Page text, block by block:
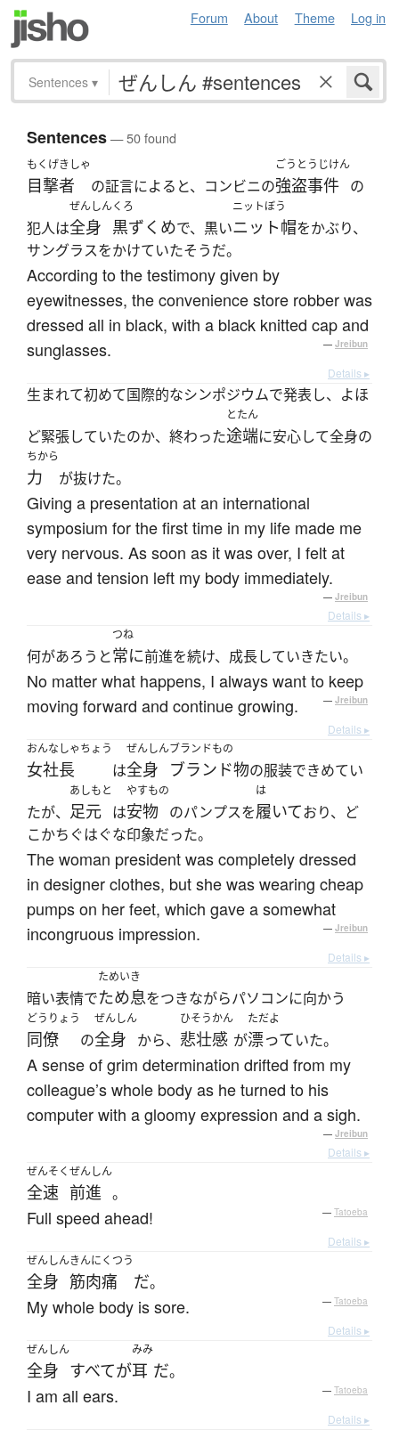
Forum About Theme Log in
Sentences ▾
Sentences— 50 found
もくげきしゃ
目撃者 の証言によると、コンビニの
ごうとうじけん
強盗事件 の
犯人は
ぜんしん
全身
くろ
黒ずくめで、黒い
ニットぼう
ニット帽をかぶり、
サングラスをかけていたそうだ。
According to the testimony given by
eyewitnesses, the convenience store robber was
dressed all in black, with a black knitted cap and
sunglasses.
— Jreibun
Details ▸
生まれて初めて国際的なシンポジウムで発表し、よほ
ど緊張していたのか、終わった
とたん
途端に安心して全身の
ちから
力 が抜けた。
Giving a presentation at an international
symposium for the first time in my life made me
very nervous. As soon as it was over, I felt at
ease and tension left my body immediately.
— Jreibun
Details ▸
何があろうと
つね
常に前進を続け、成長していきたい。
No matter what happens, I always want to keep
moving forward and continue growing.
— Jreibun
Details ▸
おんなしゃちょう
女社長 は
ぜんしん
全身
ブランドもの
ブランド物の服装できめてい
たが、
あしもと
足元 は
やすもの
安物 のパンプスを
は
履いており、ど
こかちぐはぐな印象だった。
The woman president was completely dressed
in designer clothes, but she was wearing cheap
pumps on her feet, which gave a somewhat
incongruous impression.
— Jreibun
Details ▸
暗い表情で
ためいき
ため息をつきながらパソコンに向かう
どうりょう
同僚 の
ぜんしん
全身 から、
ひそうかん
悲壮感 が
ただよ
漂っていた。
A sense of grim determination drifted from my
colleague’s whole body as he turned to his
computer with a gloomy expression and a sigh.
— Jreibun
Details ▸
ぜんそく
全速
ぜんしん
前進 。
Full speed ahead! — Tatoeba
Details ▸
ぜんしん
全身
きんにくつう
筋肉痛 だ。
My whole body is sore. — Tatoeba
Details ▸
ぜんしん
全身 すべてが
みみ
耳 だ。
I am all ears. — Tatoeba
Details ▸